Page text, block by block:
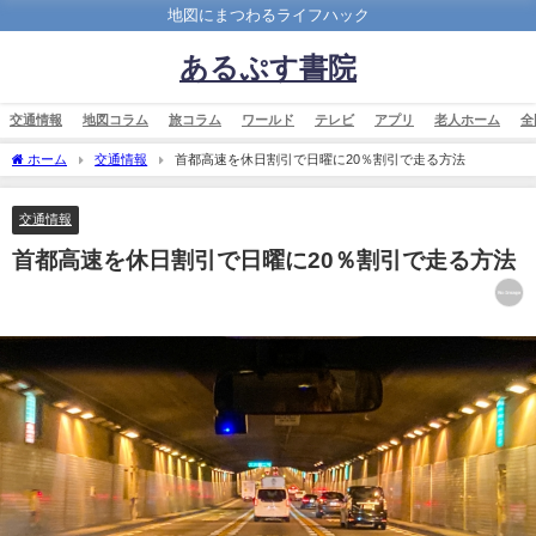
地図にまつわるライフハック
あるぷす書院
交通情報 地図コラム 旅コラム ワールド テレビ アプリ 老人ホーム 全
ホーム 交通情報 首都高速を休日割引で日曜に20％割引で走る方法
交通情報
首都高速を休日割引で日曜に20％割引で走る方法